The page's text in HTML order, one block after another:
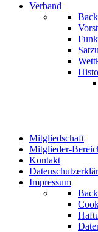
Verband
Back
Mitgliedschaft
Mitglieder-
Kontakt
Impressum
Back